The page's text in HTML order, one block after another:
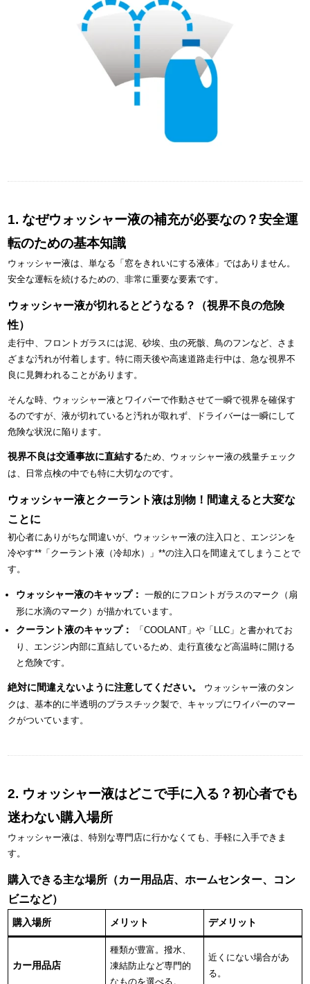
1. なぜウォッシャー液の補充が必要なの？安全運
転のための基本知識
ウォッシャー液は、単なる「窓をきれいにする液体」ではありません。
安全な運転を続けるための、非常に重要な要素です。
ウォッシャー液が切れるとどうなる？（視界不良の危険
性）
走行中、フロントガラスには泥、砂埃、虫の死骸、鳥のフンなど、さま
ざまな汚れが付着します。特に雨天後や高速道路走行中は、急な視界不
良に見舞われることがあります。
そんな時、ウォッシャー液とワイパーで作動させて一瞬で視界を確保す
るのですが、液が切れていると汚れが取れず、ドライバーは一瞬にして
危険な状況に陥ります。
視界不良は交通事故に直結するため、ウォッシャー液の残量チェック
は、日常点検の中でも特に大切なのです。
ウォッシャー液とクーラント液は別物！間違えると大変な
ことに
初心者にありがちな間違いが、ウォッシャー液の注入口と、エンジンを
冷やす**「クーラント液（冷却水）」**の注入口を間違えてしまうことで
す。
ウォッシャー液のキャップ： 一般的にフロントガラスのマーク（扇
形に水滴のマーク）が描かれています。
クーラント液のキャップ：
「COOLANT」や「LLC」と書かれてお
り、エンジン内部に直結しているため、走行直後など高温時に開ける
と危険です。
絶対に間違えないように注意してください。
ウォッシャー液のタン
クは、基本的に半透明のプラスチック製で、キャップにワイパーのマー
クがついています。
2. ウォッシャー液はどこで手に入る？初心者でも
迷わない購入場所
ウォッシャー液は、特別な専門店に行かなくても、手軽に入手できま
す。
購入できる主な場所（カー用品店、ホームセンター、コン
ビニなど）
購入場所 メリット デメリット
カー用品店
種類が豊富。撥水、
凍結防止など専門的
なものを選べる。
近くにない場合があ
る。